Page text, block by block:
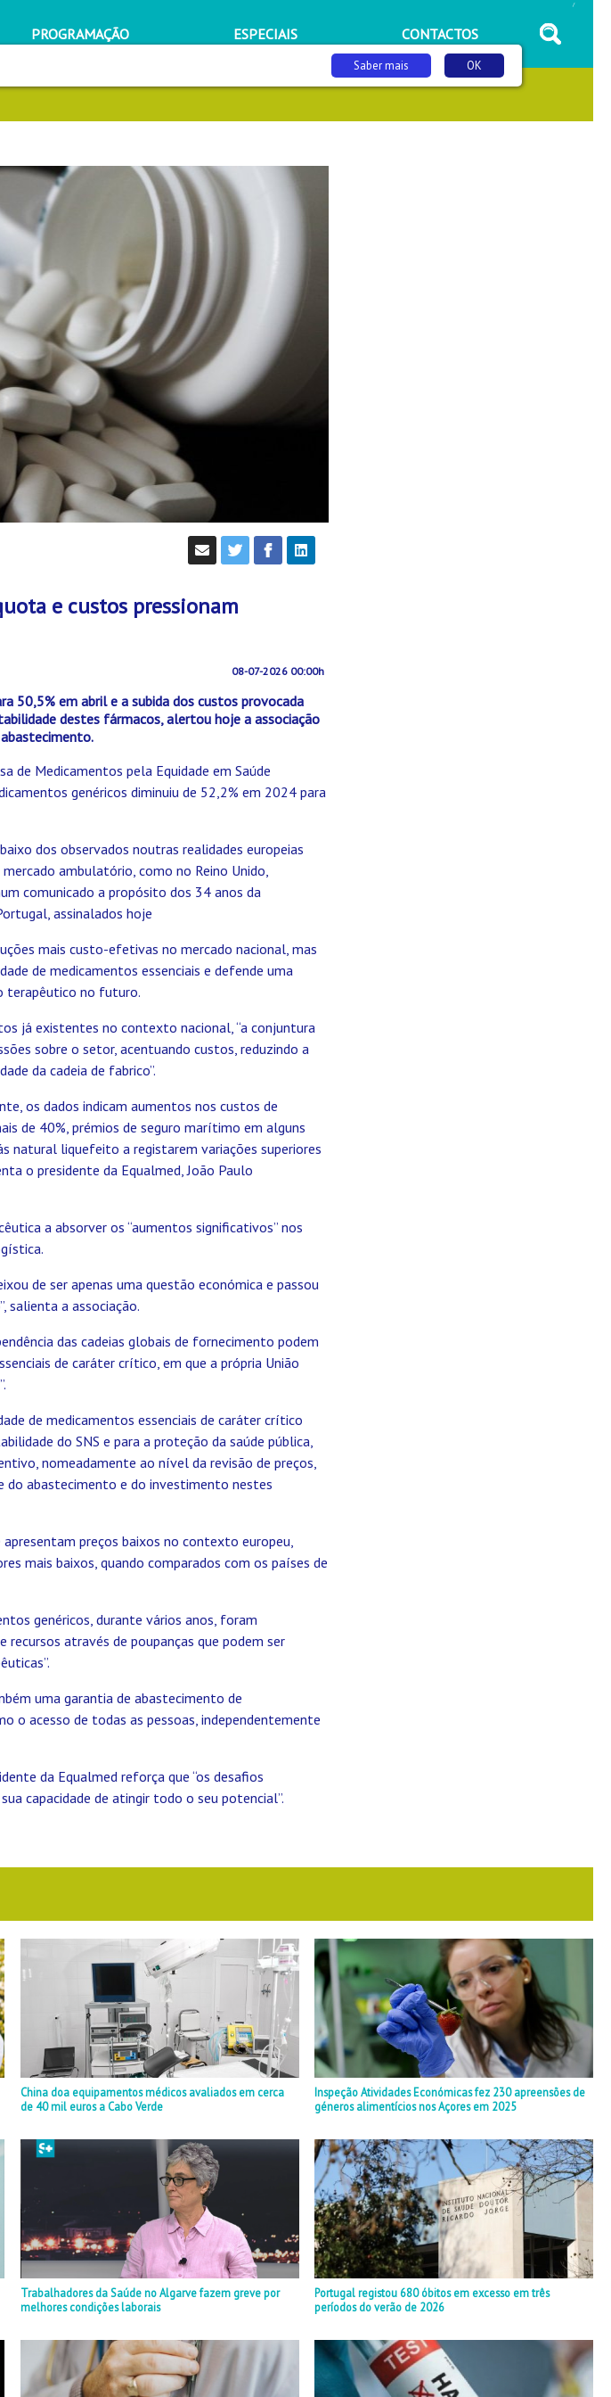
PROGRAMAÇÃO ESPECIAIS CONTACTOS
/
e custos pressionam
08-07-2026 00:00h
50,5% em abril e a subida dos custos provocada
destes fármacos, alertou hoje a associação
de Medicamentos pela Equidade em Saúde
genéricos diminuiu de 52,2% em 2024 para
dos observados noutras realidades europeias
ambulatório, como no Reino Unido,
comunicado a propósito dos 34 anos da
assinalados hoje
mais custo-efetivas no mercado nacional, mas
de medicamentos essenciais e defende uma
terapêutico no futuro.
já existentes no contexto nacional, “a conjuntura
sobre o setor, acentuando custos, reduzindo a
da cadeia de fabrico”.
os dados indicam aumentos nos custos de
de 40%, prémios de seguro marítimo em alguns
natural liquefeito a registarem variações superiores
o presidente da Equalmed, João Paulo
a absorver os “aumentos significativos” nos
de ser apenas uma questão económica e passou
salienta a associação.
das cadeias globais de fornecimento podem
de caráter crítico, em que a própria União
de medicamentos essenciais de caráter crítico
do SNS e para a proteção da saúde pública,
nomeadamente ao nível da revisão de preços,
do abastecimento e do investimento nestes
preços baixos no contexto europeu,
mais baixos, quando comparados com os países de
genéricos, durante vários anos, foram
através de poupanças que podem ser
uma garantia de abastecimento de
o acesso de todas as pessoas, independentemente
da Equalmed reforça que “os desafios
capacidade de atingir todo o seu potencial”.
China doa equipamentos médicos avaliados em cerca
de 40 mil euros a Cabo Verde
Inspeção Atividades Económicas fez 230 apreensões de
géneros alimentícios nos Açores em 2025
Trabalhadores da Saúde no Algarve fazem greve por
melhores condições laborais
Portugal registou 680 óbitos em excesso em três
períodos do verão de 2026
OK
Saber mais